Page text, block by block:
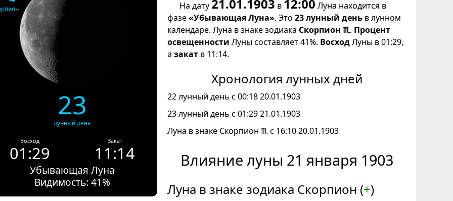
23
лунный день
Восход
01:29
Закат
11:14
Убывающая Луна
Видимость: 41%
На дату 21.01.1903 в 12:00 Луна находится в
фазе«Убывающая Луна». Это 23 лунный день в лунном
календаре. Луна в знаке зодиака Скорпион ♏. Процент
освещенности Луны составляет 41%. ВосходЛуны в 01:29,
а закат в 11:14.
Хронология лунных дней
22 лунный день с 00:18 20.01.1903
23 лунный день с 01:29 21.01.1903
Луна в знаке Скорпион ♏ с 16:10 20.01.1903
Влияние луны 21 января 1903
Луна в знаке зодиака Скорпион (+)